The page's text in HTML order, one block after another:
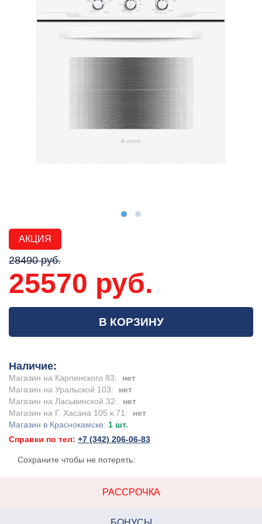
АКЦИЯ
28490 руб.
25570 руб.
В КОРЗИНУ
Наличие:
Магазин на Карпинского 83:
нет
Магазин на Уральской 103:
нет
Магазин на Ласьвинской 32:
нет
Магазин на Г. Хасана 105 к.71:
нет
Магазин в Краснокамске: 1 шт.
Справки по тел: +7 (342) 206-06-83
Сохраните чтобы не потерять:
РАССРОЧКА